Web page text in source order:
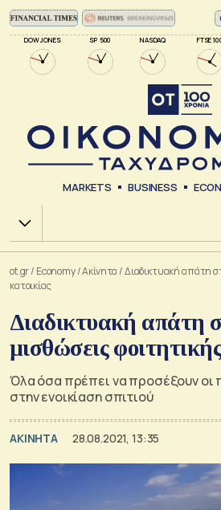
DOW JONES SP 500 NASDAQ FTSE
MARKETS BUSINESS
Χ.Α.
ot.gr/ Economy/Ακίνητα /Διαδικτυακή απάτη
κατοικίας
Διαδικτυακή απάτη
μισθώσεις
Όλα όσα πρέπει να προσέξουν οι
στην ενοικίαση σπιτιού
ΑΚΙΝΗΤΑ 28.08.2021, 13:35